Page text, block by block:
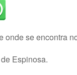
se encontra
Espinosa.